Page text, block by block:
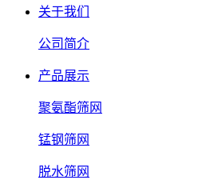
关于我们
公司简介
产品展示
聚氨酯筛网
锰钢筛网
脱水筛网